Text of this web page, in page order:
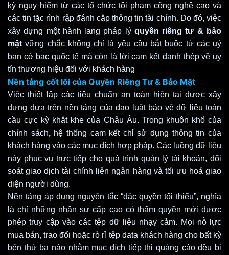
kỳ nguy hiểm từ các tổ chức tội phạm công nghệ cao và
các tin tặc rình rập đánh cắp thông tin tài chính. Do đó, việc
xây dựng một hành lang pháp lý quyền riêng tư & bảo
mật vững chắc không chỉ là yêu cầu bắt buộc từ các uỷ
ban cờ bạc quốc tế mà còn là lời cam kết đanh thép về uy
tín thương hiệu đối với khách hàng
Nền tảng cốt lõi của Quyền Riêng Tư & Bảo Mật
Việc thiết lập các tiêu chuẩn an toàn hiện tại được xây
dựng dựa trên nền tảng của đạo luật bảo vệ dữ liệu toàn
cầu cực kỳ khắt khe của Châu Âu. Trong khuôn khổ của
chính sách, hệ thống cam kết chỉ sử dụng thông tin của
khách hàng vào các mục đích hợp pháp. Các luồng dữ liệu
này phục vụ trực tiếp cho quá trình quản lý tài khoản, đối
soát giao dịch tài chính liên ngân hàng và tối ưu hoá giao
diện người dùng.
Nền tảng áp dụng nguyên tắc “đặc quyền tối thiểu”, nghĩa
là chỉ những nhân sự cấp cao có thẩm quyền mới được
phép truy cập vào các tệp dữ liệu nhạy cảm. Mọi nỗ lực
mua bán, trao đổi hoặc rò rỉ tệp data khách hàng cho bất kỳ
bên thứ ba nào nhằm mục đích tiếp thị quảng cáo đều bị